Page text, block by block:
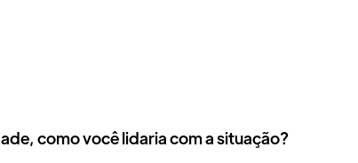
como você lidaria com a situação?